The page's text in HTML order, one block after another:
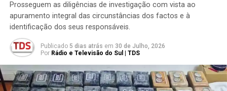
Prosseguem as diligências de investigação com vista ao
apuramento integral das circunstâncias dos factos e à
identificação dos seus responsáveis.
Publicado 5 dias atrás em 30 de Julho, 2026
Por Rádio e Televisão do Sul | TDS